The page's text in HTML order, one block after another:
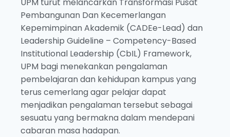
Pembangunan Dan Kecemerlangan
Kepemimpinan Akademik (CADEe-Lead) dan
Leadership Guideline – Competency-Based
Institutional Leadership (CbIL) Framework,
UPM bagi menekankan pengalaman
pembelajaran dan kehidupan kampus yang
terus cemerlang agar pelajar dapat
menjadikan pengalaman tersebut sebagai
sesuatu yang bermakna dalam mendepani
cabaran masa hadapan.